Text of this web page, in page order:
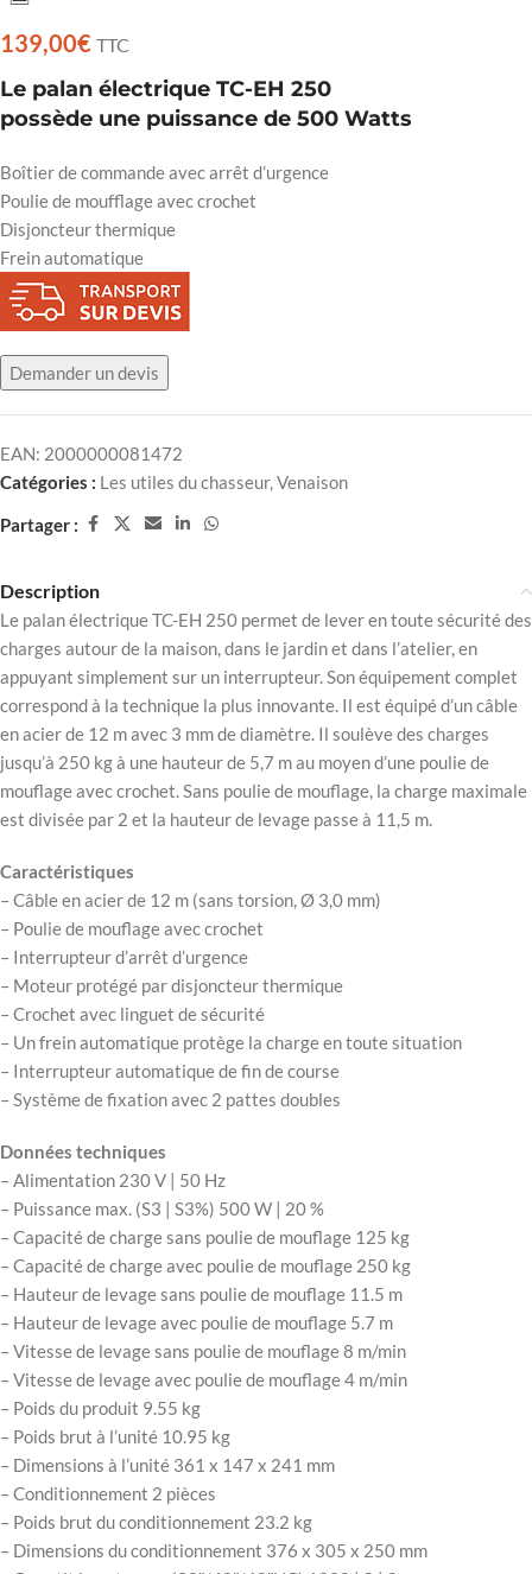
139,00€ TTC
Le palan électrique TC-EH 250
possède une puissance de 500 Watts
Boîtier de commande avec arrêt d’urgence
Poulie de moufflage avec crochet
Disjoncteur thermique
Frein automatique
Demander un devis
EAN: 2000000081472
Catégories : Les utiles du chasseur,Venaison
Partager :
Description
Le palan électrique TC-EH 250 permet de lever en toute sécurité des
charges autour de la maison, dans le jardin et dans l’atelier, en
appuyant simplement sur un interrupteur. Son équipement complet
correspond à la technique la plus innovante. Il est équipé d’un câble
en acier de 12 m avec 3 mm de diamètre. Il soulève des charges
jusqu’à 250 kg à une hauteur de 5,7 m au moyen d’une poulie de
mouflage avec crochet. Sans poulie de mouflage, la charge maximale
est divisée par 2 et la hauteur de levage passe à 11,5 m.
Caractéristiques
– Câble en acier de 12 m (sans torsion, Ø 3,0 mm)
– Poulie de mouflage avec crochet
– Interrupteur d’arrêt d’urgence
– Moteur protégé par disjoncteur thermique
– Crochet avec linguet de sécurité
– Un frein automatique protège la charge en toute situation
– Interrupteur automatique de fin de course
– Système de fixation avec 2 pattes doubles
Données techniques
– Alimentation 230 V | 50 Hz
– Puissance max. (S3 | S3%) 500 W | 20 %
– Capacité de charge sans poulie de mouflage 125 kg
– Capacité de charge avec poulie de mouflage 250 kg
– Hauteur de levage sans poulie de mouflage 11.5 m
– Hauteur de levage avec poulie de mouflage 5.7 m
– Vitesse de levage sans poulie de mouflage 8 m/min
– Vitesse de levage avec poulie de mouflage 4 m/min
– Poids du produit 9.55 kg
– Poids brut à l’unité 10.95 kg
– Dimensions à l’unité 361 x 147 x 241 mm
– Conditionnement 2 pièces
– Poids brut du conditionnement 23.2 kg
– Dimensions du conditionnement 376 x 305 x 250 mm